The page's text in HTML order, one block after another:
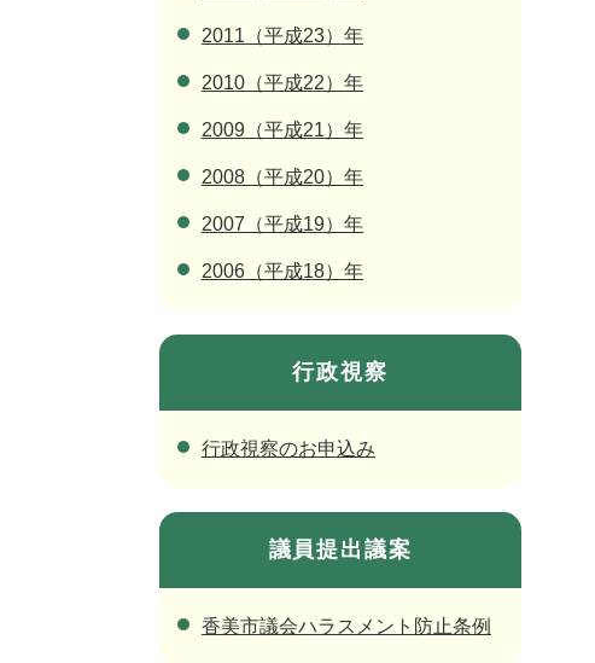
2011（平成23）年
2010（平成22）年
2009（平成21）年
2008（平成20）年
2007（平成19）年
2006（平成18）年
行政視察
行政視察のお申込み
議員提出議案
香美市議会ハラスメント防止条例